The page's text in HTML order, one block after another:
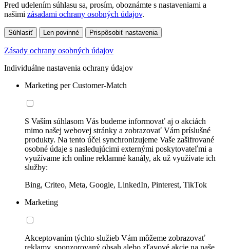
Pred udelením súhlasu sa, prosím, oboznámte s nastaveniami a
našimi zásadami ochrany osobných údajov.
Súhlasiť Len povinné Prispôsobiť nastavenia
Zásady ochrany osobných údajov
Individuálne nastavenia ochrany údajov
Marketing per Customer-Match
S Vaším súhlasom Vás budeme informovať aj o akciách
mimo našej webovej stránky a zobrazovať Vám príslušné
produkty. Na tento účel synchronizujeme Vaše zašifrované
osobné údaje s nasledujúcimi externými poskytovateľmi a
využívame ich online reklamné kanály, ak už využívate ich
služby:
Bing, Criteo, Meta, Google, LinkedIn, Pinterest, TikTok
Marketing
Akceptovaním týchto služieb Vám môžeme zobrazovať
reklamy, sponzorovaný obsah alebo zľavové akcie na naše